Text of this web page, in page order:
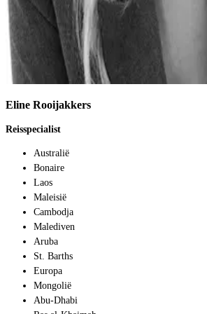
Eline Rooijakkers
Reisspecialist
Australië
Bonaire
Laos
Maleisië
Cambodja
Malediven
Aruba
St. Barths
Europa
Mongolië
Abu-Dhabi